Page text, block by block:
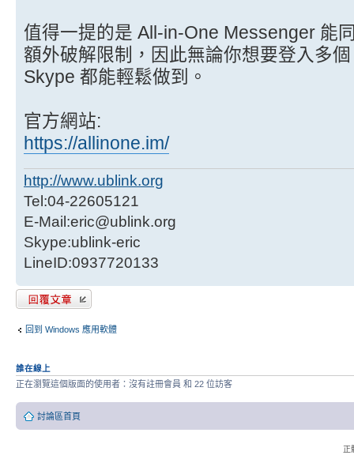
值得一提的是 All-in-One Messenger 能
額外破解限制，因此無論你想要登入多
Skype 都能輕鬆做到。
官方網站:
https://allinone.im/
http://www.ublink.org
Tel:04-22605121
E-Mail:eric@ublink.org
Skype:ublink-eric
LineID:0937720133
發表回覆
回到 Windows 應用軟體
誰在線上
正在瀏覽這個版面的使用者：沒有註冊會員 和 22 位訪客
討論區首頁
正